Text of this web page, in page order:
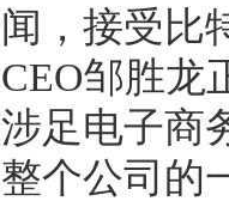
，接受比
邹胜龙
足电子商
个公司的